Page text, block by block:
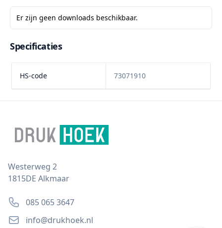
Er zijn geen downloads beschikbaar.
Specificaties
HS-code 73071910
Postal address
Westerweg 2
1815DE Alkmaar
Phone number
085 065 3647
Emailinfo@drukhoek.nl